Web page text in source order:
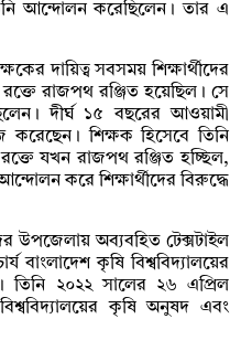
আন্দোলন করেছিলেন। তার এ
দায়িত্ব সবসময় শিক্ষার্থীদের
রক্তে রাজপথ রঞ্জিত হয়েছিল। সে
দীর্ঘ ১৫ বছরের আওয়ামী
শিক্ষক হিসেবে তিনি
রক্তে যখন রাজপথ রঞ্জিত হচ্ছিল,
করে শিক্ষার্থীদের বিরুদ্ধে
উপজেলায় অব্যবহিত টেক্সটাইল
বাংলাদেশ কৃষি বিশ্ববিদ্যালয়ের
২০২২ সালের ২৬ এপ্রিল
কৃষি অনুষদ এবং